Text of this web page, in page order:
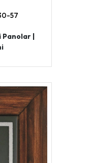
57
Panolar |